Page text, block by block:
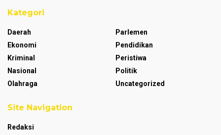
Kategori
Daerah
Ekonomi
Kriminal
Nasional
Olahraga
Parlemen
Pendidikan
Peristiwa
Politik
Uncategorized
Site Navigation
Redaksi